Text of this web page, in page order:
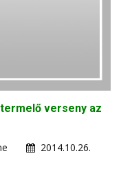
verseny az
2014.10.26.